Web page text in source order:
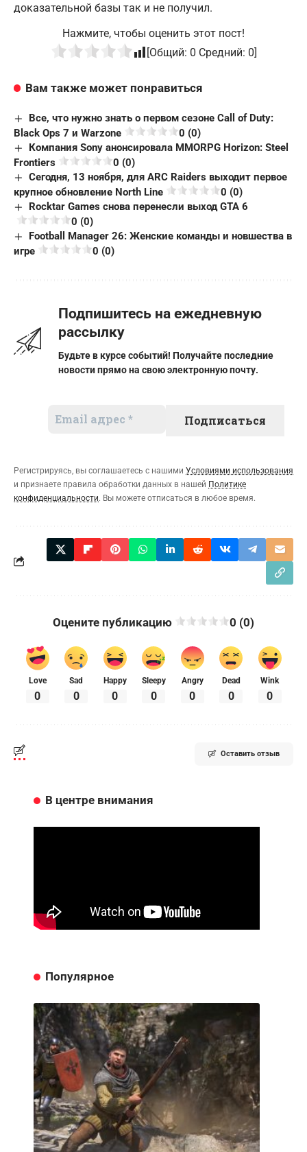
доказательной базы так и не получил.
Нажмите, чтобы оценить этот пост!
[Общий: 0 Средний: 0]
Вам также может понравиться
Все, что нужно знать о первом сезоне Call of Duty:
Black Ops 7 и Warzone
0 (0)
Компания Sony анонсировала MMORPG Horizon: Steel
Frontiers
0 (0)
Сегодня, 13 ноября, для ARC Raiders выходит первое
крупное обновление North Line
0 (0)
Rocktar Games снова перенесли выход GTA 6
0 (0)
Football Manager 26: Женские команды и новшества в
игре
0 (0)
Подпишитесь на ежедневную
рассылку
Будьте в курсе событий! Получайте последние
новости прямо на свою электронную почту.
Регистрируясь, вы соглашаетесь с нашими Условиями использования
и признаете правила обработки данных в нашей Политике
конфиденциальности. Вы можете отписаться в любое время.
Оцените публикацию 0 (0)
Love
0
Sad
0
Happy
0
Sleepy
0
Angry
0
Dead
0
Wink
0
Оставить отзыв
В центре внимания
Популярное